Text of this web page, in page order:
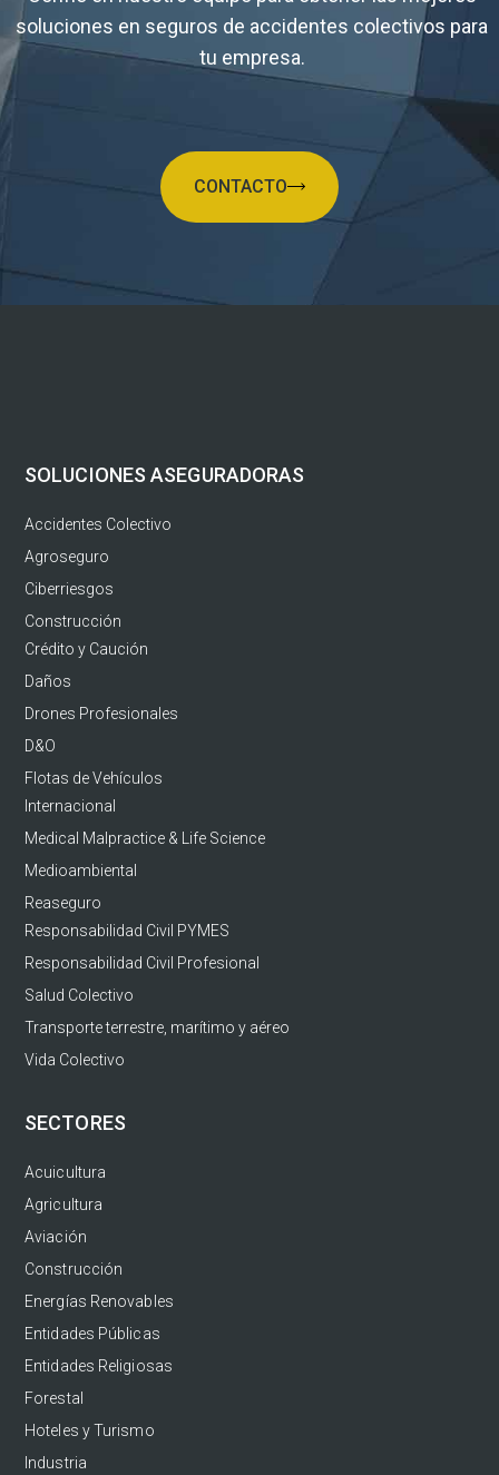
soluciones en seguros de accidentes colectivos para
tu empresa.
CONTACTO
SOLUCIONES ASEGURADORAS
Accidentes Colectivo
Agroseguro
Ciberriesgos
Construcción
Crédito y Caución
Daños
Drones Profesionales
D&O
Flotas de Vehículos
Internacional
Medical Malpractice & Life Science
Medioambiental
Reaseguro
Responsabilidad Civil PYMES
Responsabilidad Civil Profesional
Salud Colectivo
Transporte terrestre, marítimo y aéreo
Vida Colectivo
SECTORES
Acuicultura
Agricultura
Aviación
Construcción
Energías Renovables
Entidades Públicas
Entidades Religiosas
Forestal
Hoteles y Turismo
Industria